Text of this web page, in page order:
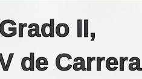
II,
de Carrera